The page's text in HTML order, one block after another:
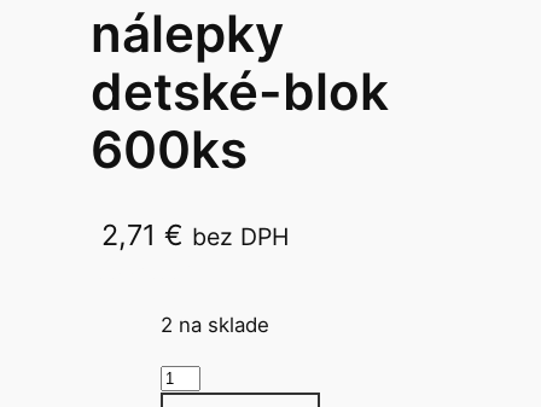
nálepky
detské-blok
600ks
2,71€ bez DPH
2 na sklade
m